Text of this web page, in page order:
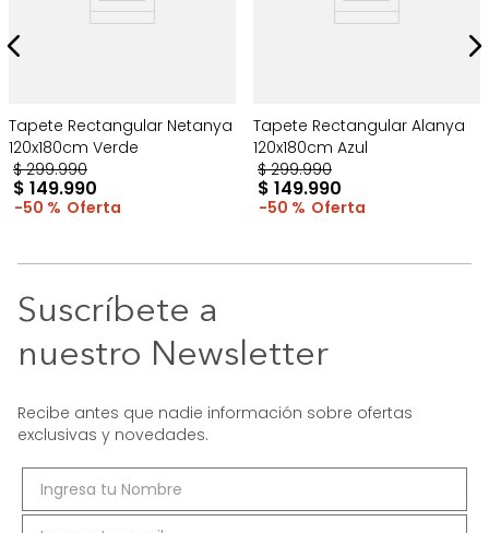
Tapete Rectangular Netanya
120x180cm Verde
$ 299.990
$ 149.990
50 %
Tapete Rectangular Alanya
120x180cm Azul
$ 299.990
$ 149.990
50 %
Suscríbete a
nuestro Newsletter
Recibe antes que nadie información sobre ofertas
exclusivas y novedades.